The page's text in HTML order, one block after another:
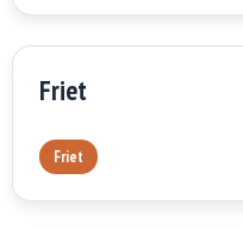
Friet
Friet